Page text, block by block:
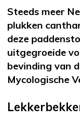
Steeds meer
plukken
deze
uitgegroeide
bevinding van
Mycologische